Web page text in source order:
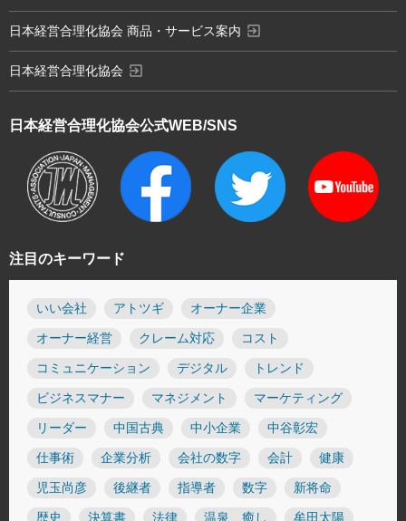
注目のキーワード
いい会社 アトツギ オーナー企業
オーナー経営 クレーム対応 コスト
コミュニケーション デジタル トレンド
ビジネスマナー マネジメント マーケティング
リーダー 中国古典 中小企業 中谷彰宏
仕事術 企業分析 会社の数字 会計 健康
児玉尚彦 後継者 指導者 数字 新将命
歴史 決算書 法律 温泉 癒し 牟田太陽
日本経営合理化協会公式WEB/SNS
日本経営合理化協会 商品・サービス案内 exit_to_app
日本経営合理化協会 exit_to_app